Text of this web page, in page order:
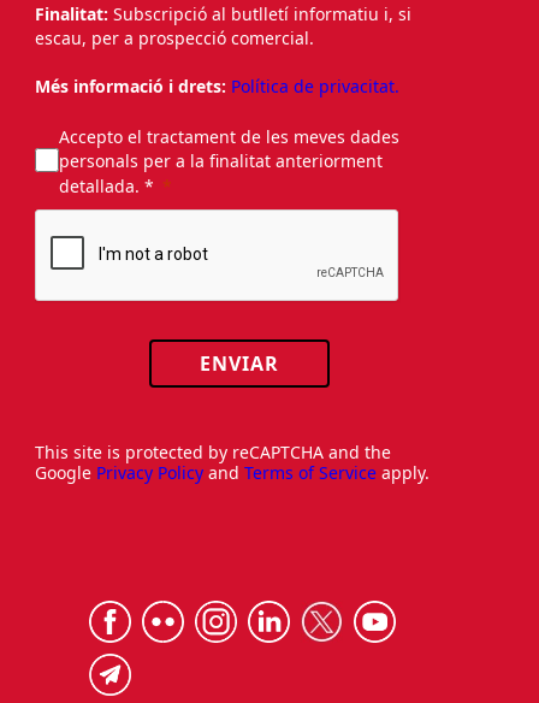
Finalitat: Subscripció al butlletí informatiu i, si
escau, per a prospecció comercial.
Més informació i drets: Política de privacitat.
Accepto el tractament de les meves dades
personals per a la finalitat anteriorment
detallada. *
ENVIAR
This site is protected by reCAPTCHA and the
Google Privacy Policy and Terms of Service apply.